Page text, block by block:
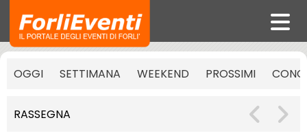
OGGI SETTIMANA WEEKEND PROSSIMI
RASSEGNA